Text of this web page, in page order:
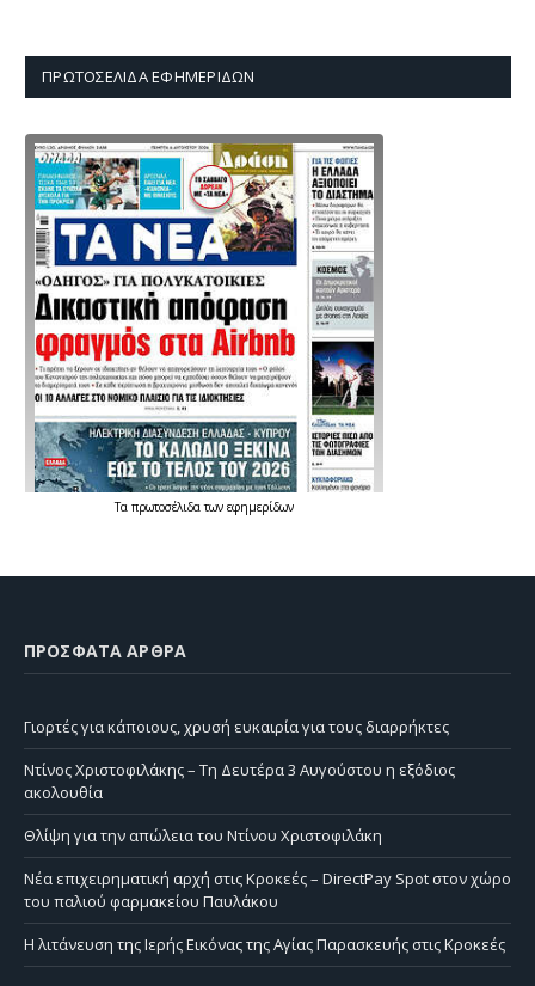
ΠΡΩΤΟΣΈΛΙΔΑ ΕΦΗΜΕΡΊΔΩΝ
Τα πρωτοσέλιδατων εφημερίδων
ΠΡΌΣΦΑΤΑ ΆΡΘΡΑ
Γιορτές για κάποιους, χρυσή ευκαιρία για τους διαρρήκτες
Ντίνος Χριστοφιλάκης – Τη Δευτέρα 3 Αυγούστου η εξόδιος
ακολουθία
Θλίψη για την απώλεια του Ντίνου Χριστοφιλάκη
Νέα επιχειρηματική αρχή στις Κροκεές – DirectPay Spot στον χώρο
του παλιού φαρμακείου Παυλάκου
Η λιτάνευση της Ιερής Εικόνας της Αγίας Παρασκευής στις Κροκεές